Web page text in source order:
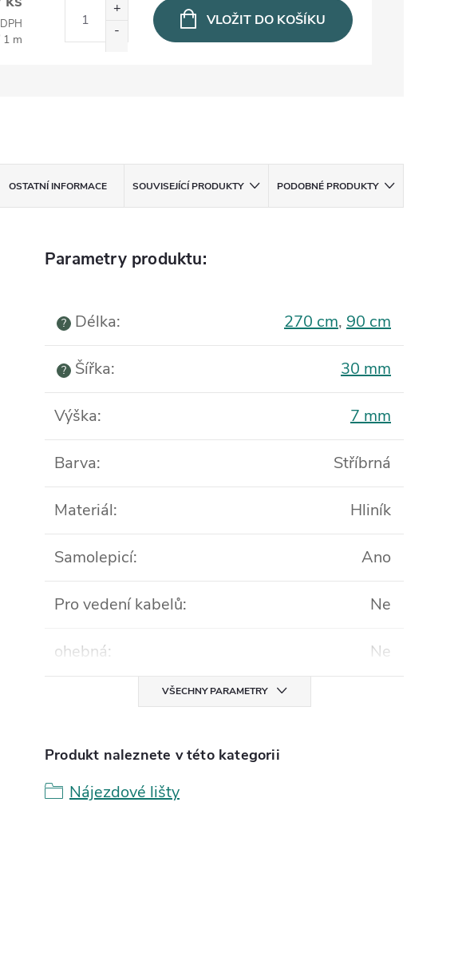
1 m
VLOŽIT DO KOŠÍKU
OSTATNÍ INFORMACE SOUVISEJÍCÍ PRODUKTY PODOBNÉ PRODUKTY
Parametry produktu:
? Délka: 270 cm, 90 cm
? Šířka: 30 mm
Výška: 7 mm
Barva: Stříbrná
Materiál: Hliník
Samolepicí: Ano
Pro vedení kabelů: Ne
ohebná: Ne
VŠECHNY PARAMETRY
Produkt naleznete v této kategorii
Nájezdové lišty